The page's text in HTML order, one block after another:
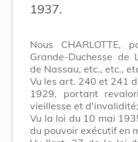
1937.
Nous
Grande-Duchesse de
de Nassau, etc., etc.,
Vu les art. 240 et 241
1929, portant
vieillesse et d'invalidité;
Vu la loi du 10 mai
du pouvoir exécutif en